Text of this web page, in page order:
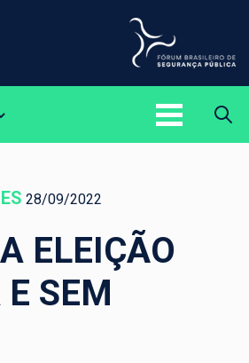
28/09/2022
ELEIÇÃO
E SEM